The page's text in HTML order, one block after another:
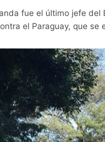
fue el último jefe
el Paraguay, que